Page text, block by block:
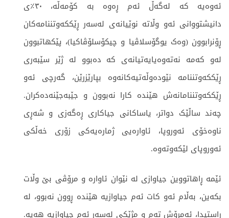
ئەوەیە کە لەگەڵ ئەم ڕەوە بە کۆمەڵە، ٣٠٪ی
دانیشتووانی ئەو وڵاتە نوێیانەی لەسەر ڕێککەوتننامەکان
ڕۆنرابوون (وەک یوگۆسلاڤیا و چیکۆسلۆڤاکیا)، پێکهاتبوون
لەو کەمە نەتەوەیایەتیانەی کە دەبوو لە ژێر سێبەری
ڕێککەوتننامە نێودەوڵەتیەکانەوە بپارێزرێن، گەرچی ئەو
ڕێککەوتننامانەش هێندە کارا نەبوون و جێبەجێنەدەکران.
چەند ساڵێک دواتر، یاساکانی جیاکاری ڕەگەزی و شەڕی
ناوەخۆی ئەوروپا، ئاوارەیی ژمارەیەکی زۆری خەڵکی
ئەوروپای لێکەوتەوە.
ئێمە ڕاهاتووین جیاوازی لە نێوان ئاوارە و مرۆڤی بێ وڵات
بکەین، بەڵام ئەو کات ئەم جیاوازیە هێندە ڕوون نەبوو، لە
ڕاستیدا، ئەمڕۆش تەم و مژێکی لەسەر ئەم جیاوازیە هەیە.